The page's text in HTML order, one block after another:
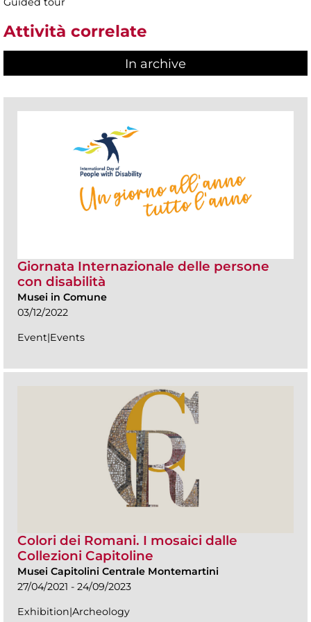
Attività correlate
In archive
Giornata Internazionale delle persone
con disabilità
Musei in Comune
03/12/2022
Event|Events
Colori dei Romani. I mosaici dalle
Collezioni Capitoline
Musei Capitolini Centrale Montemartini
27/04/2021 - 24/09/2023
Exhibition|Archeology